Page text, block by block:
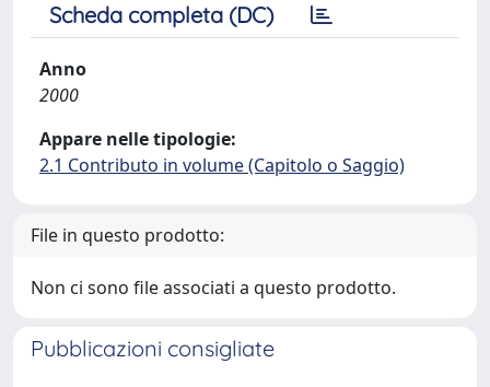
Scheda completa (DC)
Anno
2000
Appare nelle tipologie:
2.1 Contributo in volume (Capitolo o Saggio)
File in questo prodotto:
Non ci sono file associati a questo prodotto.
Pubblicazioni consigliate